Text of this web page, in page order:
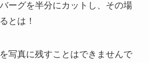
ーグを半分にカットし、その場
とは！
写真に残すことはできませんで